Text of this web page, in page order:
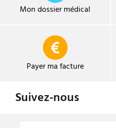
Mon dossier médical
Payer ma facture
Suivez-nous